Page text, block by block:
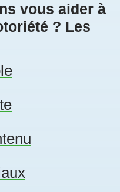
vous aider à
? Les